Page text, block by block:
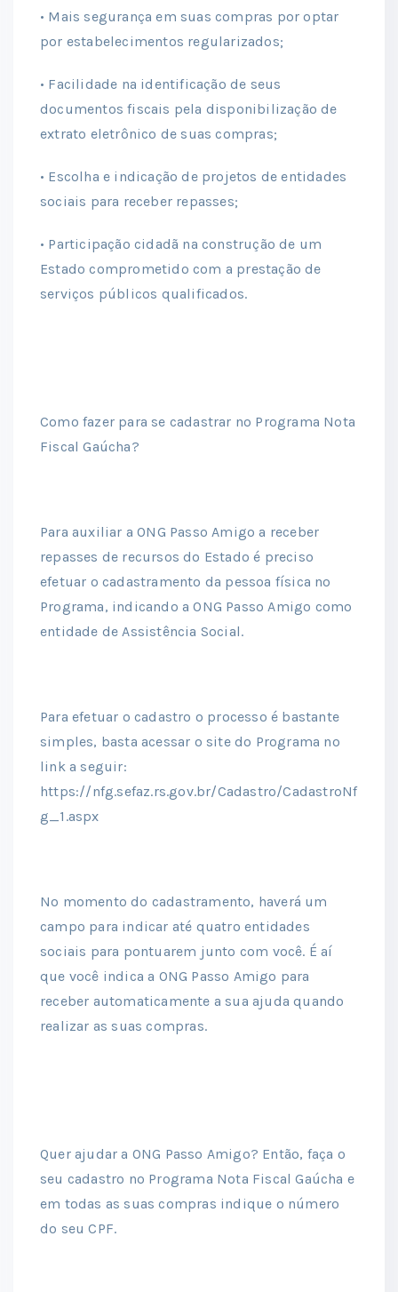
• Mais segurança em suas compras por optar
por estabelecimentos regularizados;
• Facilidade na identificação de seus
documentos fiscais pela disponibilização de
extrato eletrônico de suas compras;
• Escolha e indicação de projetos de entidades
sociais para receber repasses;
• Participação cidadã na construção de um
Estado comprometido com a prestação de
serviços públicos qualificados.
Como fazer para se cadastrar no Programa Nota
Fiscal Gaúcha?
Para auxiliar a ONG Passo Amigo a receber
repasses de recursos do Estado é preciso
efetuar o cadastramento da pessoa física no
Programa, indicando a ONG Passo Amigo como
entidade de Assistência Social.
Para efetuar o cadastro o processo é bastante
simples, basta acessar o site do Programa no
link a seguir:
https://nfg.sefaz.rs.gov.br/Cadastro/CadastroNf
g_1.aspx
No momento do cadastramento, haverá um
campo para indicar até quatro entidades
sociais para pontuarem junto com você. É aí
que você indica a ONG Passo Amigo para
receber automaticamente a sua ajuda quando
realizar as suas compras.
Quer ajudar a ONG Passo Amigo? Então, faça o
seu cadastro no Programa Nota Fiscal Gaúcha e
em todas as suas compras indique o número
do seu CPF.